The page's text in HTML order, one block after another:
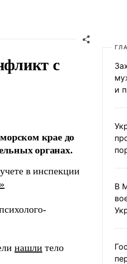
с
крае до
органах.
в инспекции
нашли тело
и
В